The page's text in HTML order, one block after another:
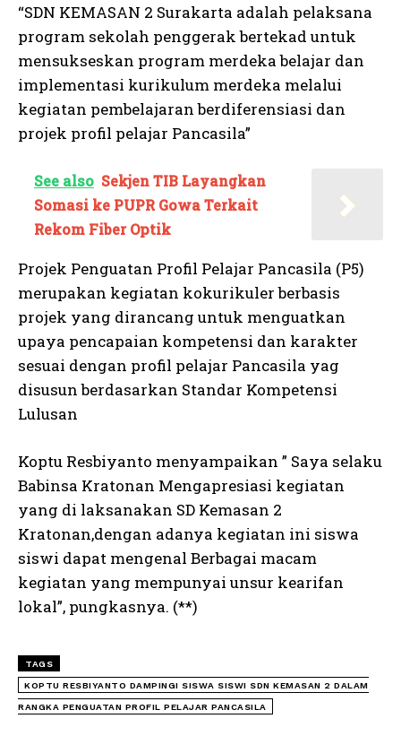
“SDN KEMASAN 2 Surakarta adalah pelaksana
program sekolah penggerak bertekad untuk
mensukseskan program merdeka belajar dan
implementasi kurikulum merdeka melalui
kegiatan pembelajaran berdiferensiasi dan
projek profil pelajar Pancasila”
See also Sekjen TIB Layangkan
Somasi ke PUPR Gowa Terkait
Rekom Fiber Optik
Projek Penguatan Profil Pelajar Pancasila (P5)
merupakan kegiatan kokurikuler berbasis
projek yang dirancang untuk menguatkan
upaya pencapaian kompetensi dan karakter
sesuai dengan profil pelajar Pancasila yag
disusun berdasarkan Standar Kompetensi
Lulusan
Koptu Resbiyanto menyampaikan ” Saya selaku
Babinsa Kratonan Mengapresiasi kegiatan
yang di laksanakan SD Kemasan 2
Kratonan,dengan adanya kegiatan ini siswa
siswi dapat mengenal Berbagai macam
kegiatan yang mempunyai unsur kearifan
lokal”, pungkasnya. (**)
TAGS
KOPTU RESBIYANTO DAMPINGI SISWA SISWI SDN KEMASAN 2 DALAM
RANGKA PENGUATAN PROFIL PELAJAR PANCASILA